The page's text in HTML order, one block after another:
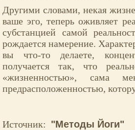
Другими словами, некая
ваше эго, теперь оживляет
субстанцией самой
рождается намерение.
вы что-то делаете,
получается так, что
«жизненностью», сама
предрасположенностью,
Источник: "Методы Йоги"